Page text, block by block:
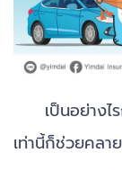
เป็นอย่างไร
เท่านี้ก็ช่วยคล